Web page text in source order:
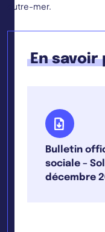
outre-mer.
En savoir
Bulletin
sociale –
décembre